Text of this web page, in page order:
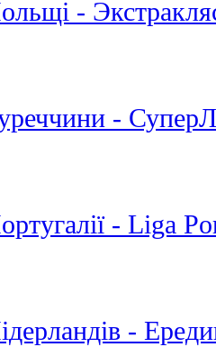
-
-
- Liga
-